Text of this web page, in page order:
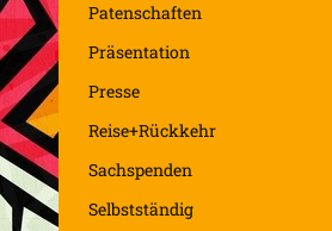
Patenschaften
Präsentation
Presse
Reise+Rückkehr
Sachspenden
Selbstständig